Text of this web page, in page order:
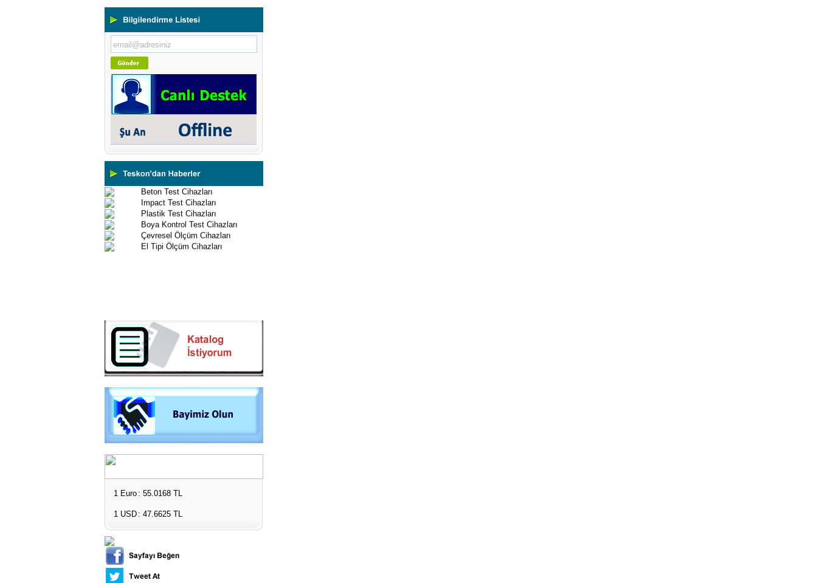
Ölçüm Cihazları
Cihazları
Ultrasonik Kalınlık Ölçüm
Cihazları
Yüzey Pürüzlülük Ölçüm
Cihazları
Vİbrasyon Test Cihazları
Tork Ölçerler-Kuvvet Ölçerler
Mikroskoplar
Numune Hazırlama Cihazları
Profil Projektörler
Video Ölçüm Sistemleri
3 Boyutlu Ölçüm Cihazları
Beton Test Cihazları
Impact Test Cihazları
Plastik Test Cihazları
Boya Kontrol Test Cihazları
Çevresel Ölçüm Cihazları
El Tipi Ölçüm Cihazları
1 Euro : 55.0168 TL
1 USD : 47.6625 TL